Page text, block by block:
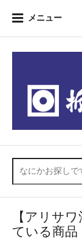
メニュー
【アリサ
ている商品